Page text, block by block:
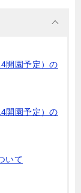
開園予定）の
開園予定）の
いて